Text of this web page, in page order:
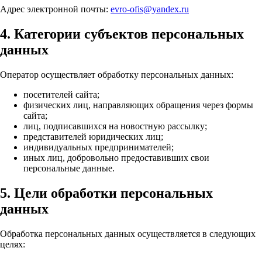
Адрес электронной почты: evro-ofis@yandex.ru
4. Категории субъектов персональных
данных
Оператор осуществляет обработку персональных данных:
посетителей сайта;
физических лиц, направляющих обращения через формы
сайта;
лиц, подписавшихся на новостную рассылку;
представителей юридических лиц;
индивидуальных предпринимателей;
иных лиц, добровольно предоставивших свои
персональные данные.
5. Цели обработки персональных
данных
Обработка персональных данных осуществляется в следующих
целях: